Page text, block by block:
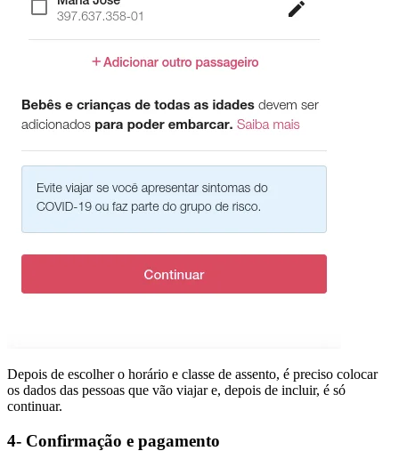
Depois de escolher o horário e classe de assento, é preciso colocar
os dados das pessoas que vão viajar e, depois de incluir, é só
continuar.
4- Confirmação e pagamento